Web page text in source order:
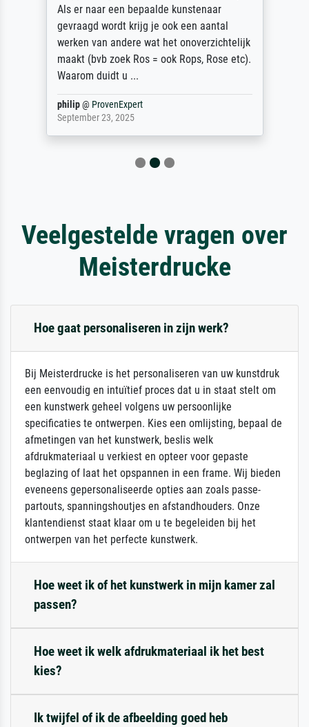
Als er naar een bepaalde kunstenaar
gevraagd wordt krijg je ook een aantal
werken van andere wat het onoverzichtelijk
maakt (bvb zoek Ros = ook Rops, Rose etc).
Waarom duidt u ...
philip@ ProvenExpert
September 23, 2025
Veelgestelde vragen over
Meisterdrucke
Hoe gaat personaliseren in zijn werk?
Bij Meisterdrucke is het personaliseren van uw kunstdruk
een eenvoudig en intuïtief proces dat u in staat stelt om
een kunstwerk geheel volgens uw persoonlijke
specificaties te ontwerpen. Kies een omlijsting, bepaal de
afmetingen van het kunstwerk, beslis welk
afdrukmateriaal u verkiest en opteer voor gepaste
beglazing of laat het opspannen in een frame. Wij bieden
eveneens gepersonaliseerde opties aan zoals passe-
partouts, spanningshoutjes en afstandhouders. Onze
klantendienst staat klaar om u te begeleiden bij het
ontwerpen van het perfecte kunstwerk.
Hoe weet ik of het kunstwerk in mijn kamer zal
passen?
Hoe weet ik welk afdrukmateriaal ik het best
kies?
Ik twijfel of ik de afbeelding goed heb